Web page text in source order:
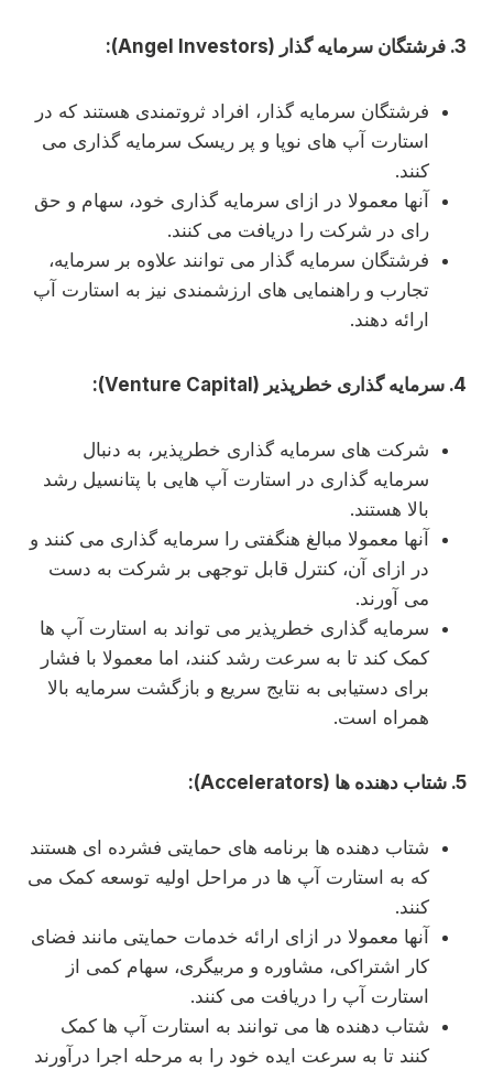
3. فرشتگان سرمایه گذار (Angel Investors):
فرشتگان سرمایه گذار، افراد ثروتمندی هستند که در
استارت آپ های نوپا و پر ریسک سرمایه گذاری می
کنند.
آنها معمولا در ازای سرمایه گذاری خود، سهام و حق
رای در شرکت را دریافت می کنند.
فرشتگان سرمایه گذار می توانند علاوه بر سرمایه،
تجارب و راهنمایی های ارزشمندی نیز به استارت آپ
ارائه دهند.
4. سرمایه گذاری خطرپذیر (Venture Capital):
شرکت های سرمایه گذاری خطرپذیر، به دنبال
سرمایه گذاری در استارت آپ هایی با پتانسیل رشد
بالا هستند.
آنها معمولا مبالغ هنگفتی را سرمایه گذاری می کنند و
در ازای آن، کنترل قابل توجهی بر شرکت به دست
می آورند.
سرمایه گذاری خطرپذیر می تواند به استارت آپ ها
کمک کند تا به سرعت رشد کنند، اما معمولا با فشار
برای دستیابی به نتایج سریع و بازگشت سرمایه بالا
همراه است.
5. شتاب دهنده ها (Accelerators):
شتاب دهنده ها برنامه های حمایتی فشرده ای هستند
که به استارت آپ ها در مراحل اولیه توسعه کمک می
کنند.
آنها معمولا در ازای ارائه خدمات حمایتی مانند فضای
کار اشتراکی، مشاوره و مربیگری، سهام کمی از
استارت آپ را دریافت می کنند.
شتاب دهنده ها می توانند به استارت آپ ها کمک
کنند تا به سرعت ایده خود را به مرحله اجرا درآورند